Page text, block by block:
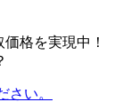
格を実現中！
さい。